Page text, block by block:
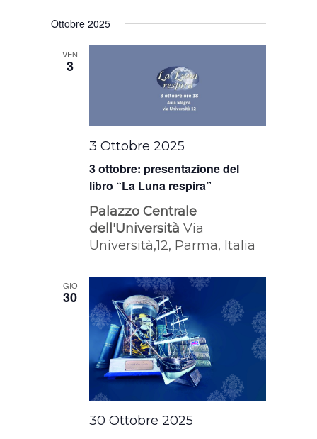
Ottobre 2025
VEN
3
3 ottobre: presentazione del
libro “La Luna respira”
3 Ottobre 2025
Palazzo Centrale
dell'UniversitàVia
Università,12, Parma, Italia
GIO
30
30 Ottobre 2025